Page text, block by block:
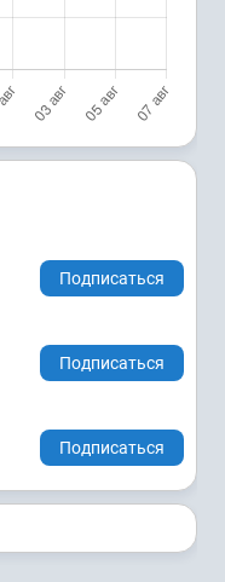
Подписаться
Подписаться
Подписаться